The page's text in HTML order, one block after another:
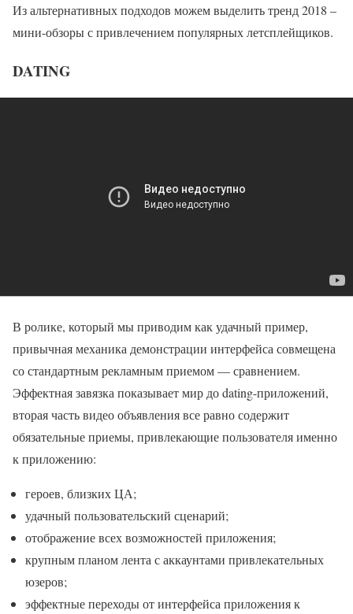
Из альтернативных подходов можем выделить тренд 2018 –
мини-обзоры с привлечением популярных летсплейщиков.
DATING
В ролике, который мы приводим как удачный пример,
привычная механика демонстрации интерфейса совмещена
со стандартным рекламным приемом — сравнением.
Эффектная завязка показывает мир до dating-приложений,
вторая часть видео объявления все равно содержит
обязательные приемы, привлекающие пользователя именно
к приложению:
героев, близких ЦА;
удачный пользовательский сценарий;
отображение всех возможностей приложения;
крупным планом лента с аккаунтами привлекательных
юзеров;
эффектные переходы от интерфейса приложения к